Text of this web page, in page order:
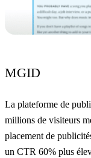
MGID
La plateforme de
millions de visiteurs
placement de
un CTR 60% plus